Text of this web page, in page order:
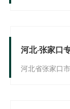
河北·张家口
河北省张家口